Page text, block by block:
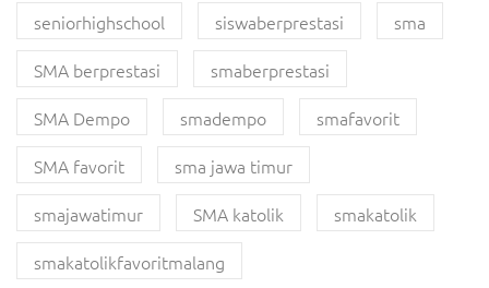
seniorhighschool
siswaberprestasi
sma
SMA berprestasi
smaberprestasi
SMA Dempo
smadempo
smafavorit
SMA favorit
sma jawa timur
smajawatimur
SMA katolik
smakatolik
smakatolikfavoritmalang